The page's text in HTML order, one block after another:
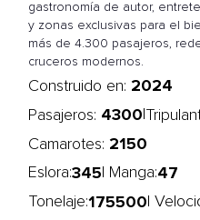
gastronomía de autor,
y zonas exclusivas para el
más de 4.300 pasajeros,
cruceros modernos.
Construido en: 2024
Pasajeros: 4300
Camarotes: 2150
Eslora:345 | Manga:47
Tonelaje:175500 |